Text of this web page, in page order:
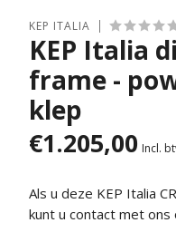
KEP ITALIA
KEP Italia
frame -
klep
€1.205,00 Incl.
Als u deze KEP Italia
kunt u contact met ons